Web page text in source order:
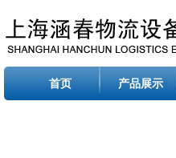
首页 产品展示